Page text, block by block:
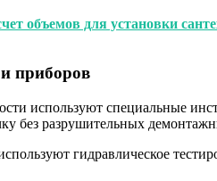
объемов для установки
приборов
используют специальные
без разрушительных
гидравлическое